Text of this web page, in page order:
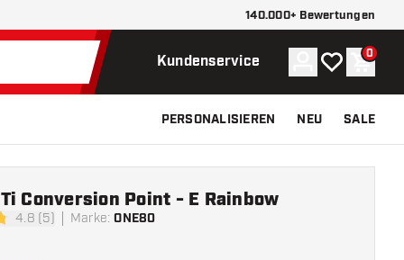
140.000+ Bewertungen
Kundenservice Konto
Meine 0
PERSONALISIEREN NEU SALE
4.8 (5) Marke: ONE80
Conversion Point - E Rainbow